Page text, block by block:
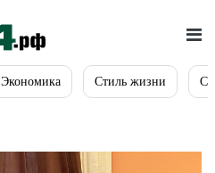
Экономика Стиль жизни